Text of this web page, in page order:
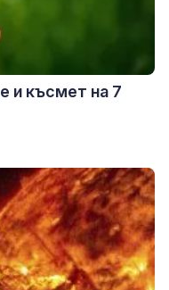
и късмет на 7